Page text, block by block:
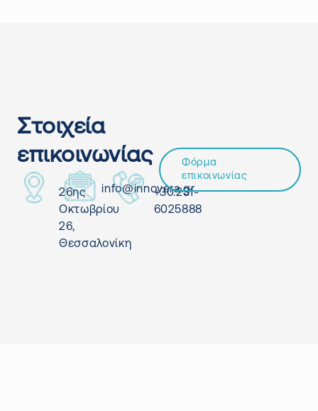
Στοιχεία
επικοινωνίας
26ης
Οκτωβρίου
26,
Θεσσαλονίκη
info@innovera.gr
+30.231-
6025888
Φόρμα
επικοινωνίας